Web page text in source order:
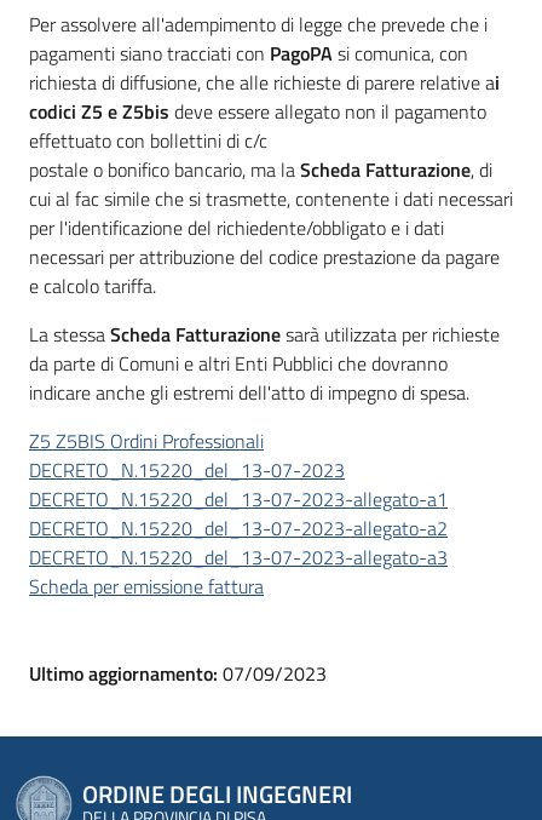
Per assolvere all'adempimento di legge che prevede che i
pagamenti siano tracciati con PagoPAsi comunica, con
richiesta di diffusione, che alle richieste di parere relative ai
codici Z5 e Z5bis deve essere allegato non il pagamento
effettuato con bollettini di c/c
postale o bonifico bancario, ma laScheda Fatturazione, di
cui al fac simile che si trasmette, contenente i dati necessari
per l'identificazione del richiedente/obbligato e i dati
necessari per attribuzione del codice prestazione da pagare
e calcolo tariffa.
La stessaScheda Fatturazionesarà utilizzata per richieste
da parte di Comuni e altri Enti Pubblici che dovranno
indicare anche gli estremi dell'atto di impegno di spesa.
Z5 Z5BIS Ordini Professionali
DECRETO_N.15220_del_13-07-2023
DECRETO_N.15220_del_13-07-2023-allegato-a1
DECRETO_N.15220_del_13-07-2023-allegato-a2
DECRETO_N.15220_del_13-07-2023-allegato-a3
Scheda per emissione fattura
Ultimo aggiornamento: 07/09/2023
ORDINE DEGLI INGEGNERI